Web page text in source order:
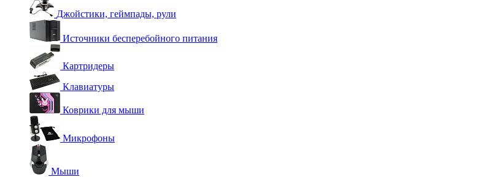
Джойстики, геймпады, рули
Источники бесперебойного питания
Картридеры
Клавиатуры
Коврики для мыши
Микрофоны
Мыши